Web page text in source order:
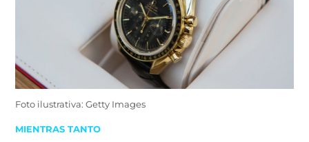
Foto ilustrativa: Getty Images
POSTED
MIENTRAS TANTO